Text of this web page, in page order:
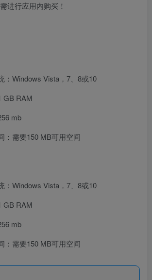
进行应用内购买！
：Windows Vista，7、8或10
GB RAM
mb
：需要150 MB可用空间
：Windows Vista，7、8或10
GB RAM
mb
：需要150 MB可用空间